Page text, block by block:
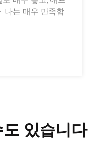
나는 매우 만족합
있습니다